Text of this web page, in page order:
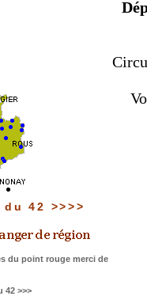
42 >>>>
du point rouge merci de
42 >>>